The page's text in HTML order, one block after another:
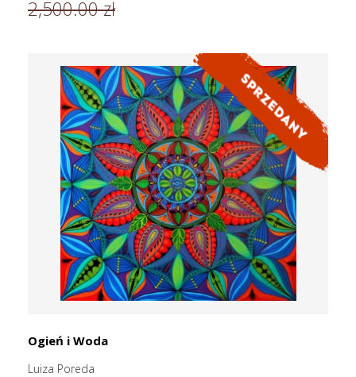
2,500.00 zł
Ogień i Woda
Luiza Poreda